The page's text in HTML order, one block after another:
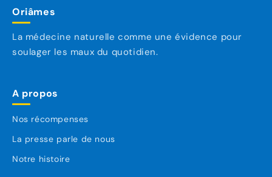
Oriâmes
La médecine naturelle comme une évidence pour
soulager les maux du quotidien.
A propos
Nos récompenses
La presse parle de nous
Notre histoire